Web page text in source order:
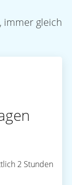
immer gleich
2 Stunden